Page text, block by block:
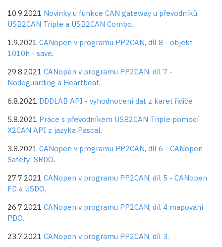
10.9.2021 Novinky u funkce CAN gateway u převodníků
USB2CAN Triple a USB2CAN Combo.
1.9.2021 CANopen v programu PP2CAN, díl 8 - objekt
1010h - save.
29.8.2021 CANopen v programu PP2CAN, díl 7 -
Nodeguarding a Heartbeat.
6.8.2021 DDDLAB API - vyhodnocení dat z karet řidiče
5.8.2021 Práce s převodníkem USB2CAN Triple pomocí
X2CAN API z jazyka Pascal.
3.8.2021 CANopen v programu PP2CAN, díl 6 - CANopen
Safety: SRDO.
27.7.2021 CANopen v programu PP2CAN, díl 5 - CANopen
FD a USDO.
26.7.2021 CANopen v programu PP2CAN, díl 4 mapování
PDO.
23.7.2021 CANopen v programu PP2CAN, díl 3.